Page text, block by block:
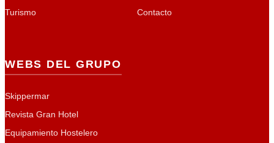
Turismo
Contacto
WEBS DEL GRUPO
Skippermar
Revista Gran Hotel
Equipamiento Hostelero